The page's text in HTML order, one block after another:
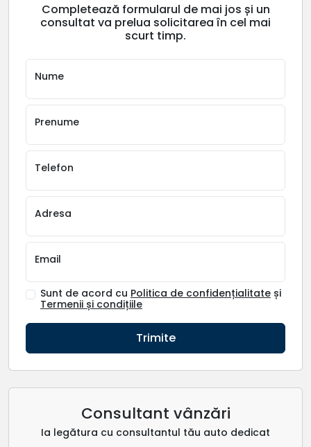
Completează formularul de mai jos și un
consultat va prelua solicitarea în cel mai
scurt timp.
Nume
Prenume
Telefon
Adresa
Email
Sunt de acord cu Politica de confidențialitate și
Termenii și condițiile
Trimite
Consultant vânzări
Ia legătura cu consultantul tău auto dedicat